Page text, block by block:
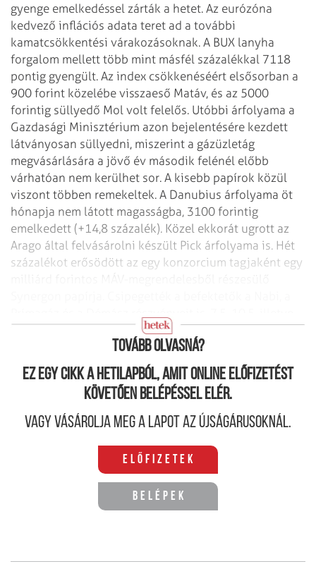
gyenge emelkedéssel zárták a hetet. Az eurózóna
kedvező inflációs adata teret ad a további
kamatcsökkentési várakozásoknak. A BUX lanyha
forgalom mellett több mint másfél százalékkal 7118
pontig gyengült. Az index csökkenéséért elsősorban a
900 forint közelébe visszaeső Matáv, és az 5000
forintig süllyedő Mol volt felelős. Utóbbi árfolyama a
Gazdasági Minisztérium azon bejelentésére kezdett
látványosan süllyedni, miszerint a gázüzletág
megvásárlására a jövő év második felénél előbb
várhatóan nem kerülhet sor. A kisebb papírok közül
viszont többen remekeltek. A Danubius árfolyama öt
hónapja nem látott magasságba, 3100 forintig
emelkedett (+14,8 százalék). Közel ekkorát ugrott az
Arago által felvásárolni készült Pick árfolyama is. Hét
százalékot erősödött az egy konzorcium tagjaként egy
3,5 százalékkal tornázva fel azok árát.
Tovább olvasná?
Ez egy cikk a hetilapból, amit online előfizetést
követően belépéssel elér.
Vagy vásárolja meg a lapot az újságárusoknál.
Előfizetek
Belépek